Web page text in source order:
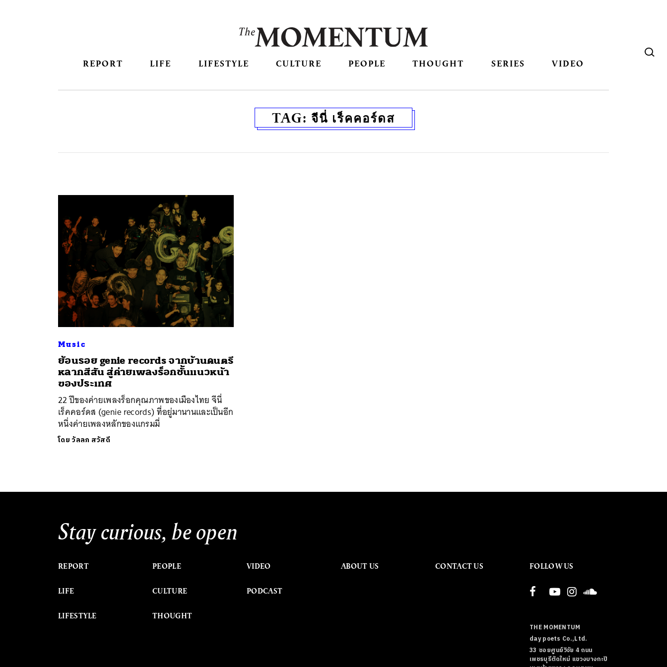
REPORT LIFE LIFESTYLE CULTURE PEOPLE THOUGHT SERIES VIDEO
TAG: จีนี่ เร็คคอร์ดส
Music
ย้อนรอย genie records จากบ้านดนตรี
หลากสีสัน สู่ค่ายเพลงร็อกชั้นแนวหน้า
ของประเทศ
22 ปีของค่ายเพลงร็อกคุณภาพของเมืองไทย จีนี่
เร็คคอร์ดส (genie records) ที่อยู่มานานและเป็นอีก
หนึ่งค่ายเพลงหลักของแกรมมี่
โดยวัลลภ สวัสดี
Stay curious, be open
REPORT
LIFE
LIFESTYLE
PEOPLE
CULTURE
THOUGHT
VIDEO
PODCAST
ABOUT US CONTACT US FOLLOW US
THE MOMENTUM
day poets Co.,Ltd.
33 ซอยศูนย์วิจัย 4 ถนน
เพชรบุรีตัดใหม่ แขวงบางกะปิ